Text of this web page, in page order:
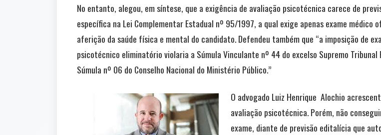
No entanto, alegou, em síntese, que a exigência de avaliação psicotécnica carece de
específica na Lei Complementar Estadual nº 95/1997, a qual exige apenas exame médico
aferição da saúde física e mental do candidato. Defendeu também que “a imposição de
psicotécnico eliminatório violaria a Súmula Vinculante nº 44 do excelso Supremo Tribunal
Súmula nº 06 do Conselho Nacional do Ministério Público.”
O advogado Luiz Henrique Alochio
avaliação psicotécnica. Porém, não
exame, diante de previsão editalícia que